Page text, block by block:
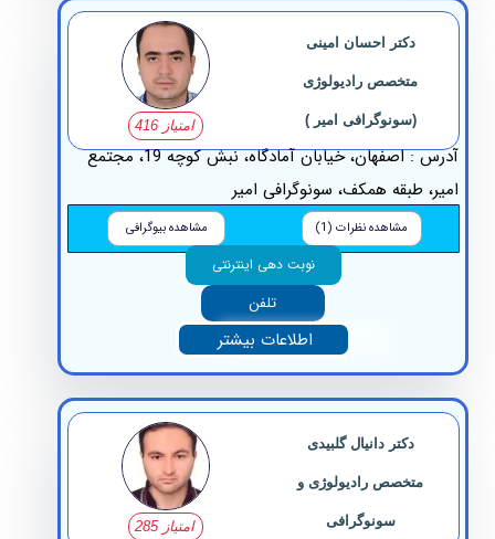
دکتر احسان امینی
متخصص رادیولوژی
(سونوگرافی امیر )
آدرس : اصفهان، خیابان آمادگاه، نبش کوچه 19، مجتمع
طبقه همکف، سونوگرافی امیر
مشاهده نظرات (1) مشاهده بیوگرافی
نوبت دهی اینترنتی
تلفن
اطلاعات بیشتر
دکتر دانیال گلبیدی
متخصص رادیولوژی و
سونوگرافی